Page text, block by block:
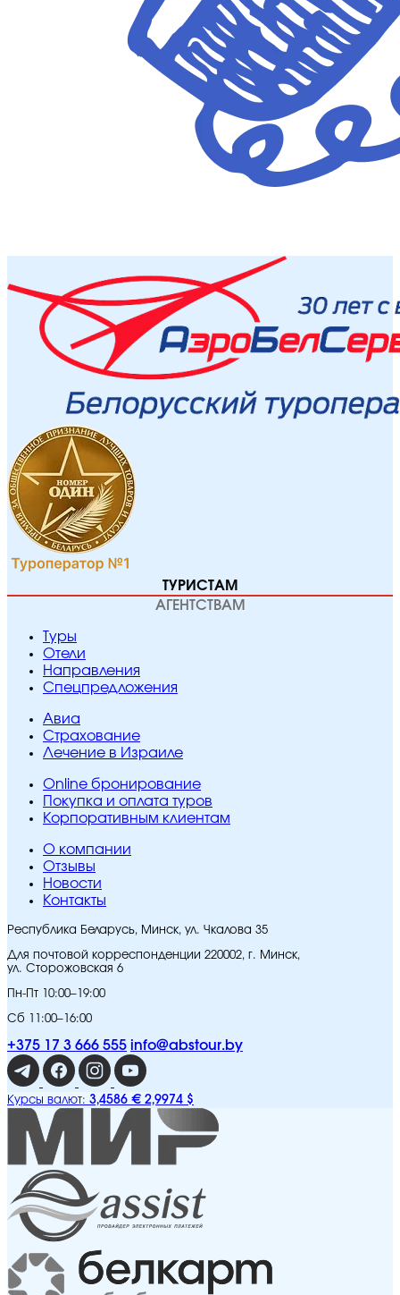
ТУРИСТАМ
АГЕНТСТВАМ
Туры
Отели
Направления
Спецпредложения
Авиа
Страхование
Лечение в Израиле
Online бронирование
Покупка и оплата туров
Корпоративным клиентам
O компании
Отзывы
Новости
Контакты
Республика Беларусь, Минск, ул. Чкалова 35
Для почтовой корреспонденции 220002, г. Минск,
ул. Сторожовская 6
Пн-Пт 10:00–19:00
Сб 11:00–16:00
+375 17 3 666 555 info@abstour.by
Курсы валют: 3,4586 € 2,9974 $